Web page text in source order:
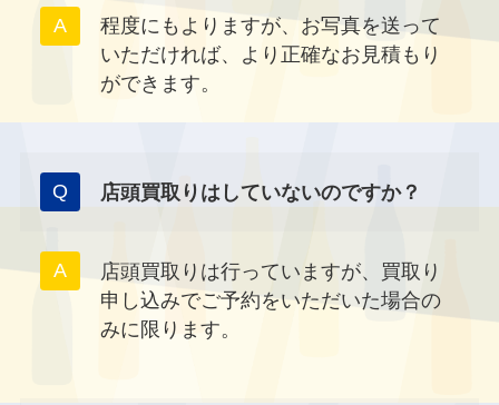
程度にもよりますが、お写真を送って
いただければ、より正確なお見積もり
ができます。
店頭買取りはしていないのですか？
店頭買取りは行っていますが、買取り
申し込みでご予約をいただいた場合の
みに限ります。